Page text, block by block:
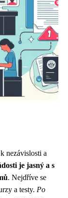
nezávislosti a
je jasný a s
. Nejdříve se
a testy. Po